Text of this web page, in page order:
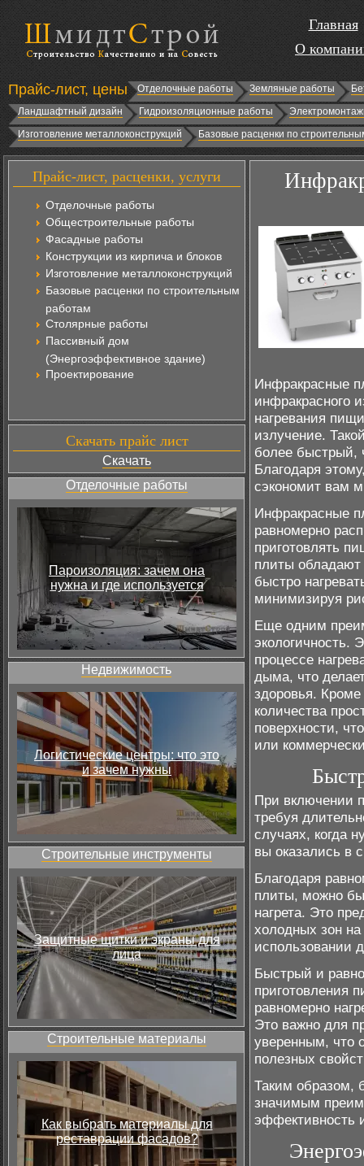
Главная
О
Прайс-лист, цены Отделочные работы Земляные работы
Ландшафтный дизайн
Гидроизоляционные работы
Изготовление металлоконструкций
Базовые расценки по
Прайс-лист, расценки, услуги
Отделочные работы
Общестроительные работы
Фасадные работы
Конструкции из кирпича и блоков
Изготовление металлоконструкций
Базовые расценки по строительным
работам
Столярные работы
Пассивный дом
(Энергоэффективное здание)
Проектирование
Скачать прайс лист
Скачать
Отделочные работы
Пароизоляция: зачем она
нужна и где используется
Недвижимость
Логистические центры: что это
и зачем нужны
Строительные инструменты
Защитные щитки и экраны для
лица
Строительные материалы
Как выбрать материалы для
реставрации фасадов?
Инфракрасные
инфракрасного
нагревания
излучение.
более быстрый,
Благодаря
сэкономит вам
Инфракрасные
равномерно
приготовлять
плиты обладают
быстро
минимизируя
Еще одним
экологичность.
процессе
дыма, что
здоровья.
количества
поверхности,
или
При включении
требуя
случаях, когда
вы оказались в
Благодаря
плиты, можно
нагрета. Это
холодных зон
использовании
Быстрый и
приготовления
равномерно
Это важно для
уверенным, что
полезных
Таким образом,
значимым
эффективность